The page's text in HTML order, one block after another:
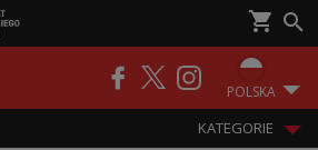
POLSKA
KATEGORIE